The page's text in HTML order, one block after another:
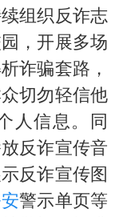
“今天得有40℃了吧 为啥还不预警”
组织反诈志
，开展多场
诈骗套路，
切勿轻信他
人信息。同
反诈宣传音
反诈宣传图
警示单页等